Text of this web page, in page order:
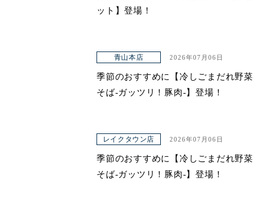
ット】登場！
青山本店 2026年07月06日
季節のおすすめに【冷しごまだれ野菜
そば-ガッツリ！豚肉-】登場！
レイクタウン店 2026年07月06日
季節のおすすめに【冷しごまだれ野菜
そば-ガッツリ！豚肉-】登場！